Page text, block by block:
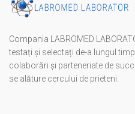
Compania LABROMED
testați și selectați de-a lungul
colaborări și parteneriate de
se alăture cercului de prieteni.